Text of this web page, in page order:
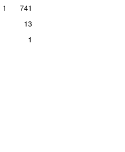
1
741
13
1